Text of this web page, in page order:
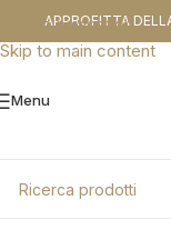
Skip to navigation
Skip to main content
APPROFITTA
Menu